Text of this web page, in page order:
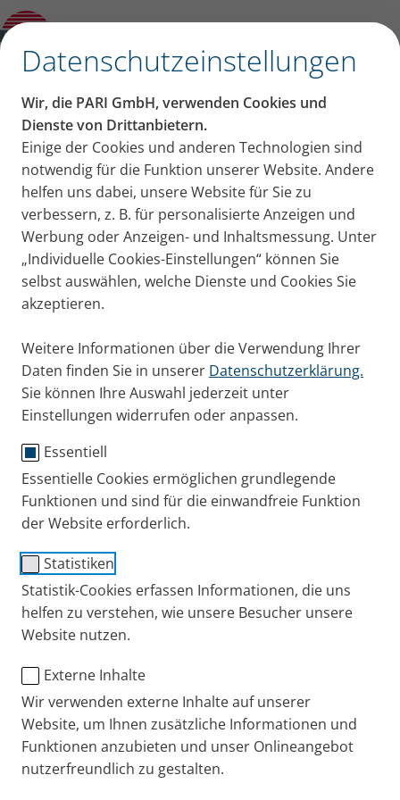
Datenschutzeinstellungen
Wir, die PARI GmbH, verwenden Cookies und
Dienste von Drittanbietern.
Einige der Cookies und anderen Technologien sind
notwendig für die Funktion unserer Website. Andere
helfen uns dabei, unsere Website für Sie zu
verbessern, z. B. für personalisierte Anzeigen und
Werbung oder Anzeigen- und Inhaltsmessung. Unter
„Individuelle Cookies-Einstellungen“ können Sie
selbst auswählen, welche Dienste und Cookies Sie
akzeptieren.
Weitere Informationen über die Verwendung Ihrer
Daten finden Sie in unserer Datenschutzerklärung.
Sie können Ihre Auswahl jederzeit unter
Einstellungen widerrufen oder anpassen.
Essentiell
Essentielle Cookies ermöglichen grundlegende
Funktionen und sind für die einwandfreie Funktion
der Website erforderlich.
Statistiken
Statistik-Cookies erfassen Informationen, die uns
helfen zu verstehen, wie unsere Besucher unsere
Website nutzen.
Externe Inhalte
Wir verwenden externe Inhalte auf unserer
Website, um Ihnen zusätzliche Informationen und
Funktionen anzubieten und unser Onlineangebot
nutzerfreundlich zu gestalten.
Presseinfo – PARI erhält die Auszeichnung
„Deutsche Marken Ikone“
PARI Presseportal
Pressemitteilungen, Bildmaterial und Aktuelles von
PARI für Ihre Pressearbeit
Herzlich willkommen im PARI
Presseportal.
Hier finden Sie unsere Pressemitteilungen von PARI
und alle Informationen zur PARI Group.
Selbstverständlich möchten wir Ihre Arbeit auch mit
speziellem Bildmaterial unterstützen. Daher finden
Sie auch einen Bilderdownload, den Sie nach
Zustimmung der Nutzungsbestimmungen kostenfrei
Sie wollen tiefere Recherchen anstellen? Wir haben
für Sie wissenschaftliche Informationen
Studienergebnisse zur Wirksamkeit und Sicherheit
der Feuchtinhalationstherapie mit der
3%igen Inhalationslösung plus
dazugehörige Erfahrungen aus der stationären
Kinder- und Jugendrehabilitation.